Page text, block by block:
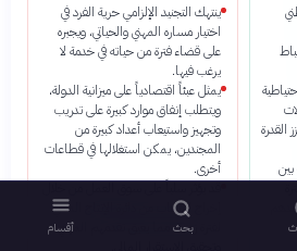
القدرة
ينتهك التجنيد الإلزامي حرية الفرد في
اختيار مساره المهني والحياتي، ويجبره
على قضاء فترة من حياته في خدمة لا
يرغب فيها.
يمثل عبئاً اقتصادياً على ميزانية الدولة،
ويتطلب إنفاق موارد كبيرة على تدريب
وتجهيز واستيعاب أعداد كبيرة من
المجندين، يمكن استغلالها في قطاعات
أخرى.
قد يؤثر سلباً على سوق العمل من خلال
إخراج الشباب من دائرة الإنتاج المدني
لفترة زمنية، مما يعيق تقدمهم المهني
بحث أقسام